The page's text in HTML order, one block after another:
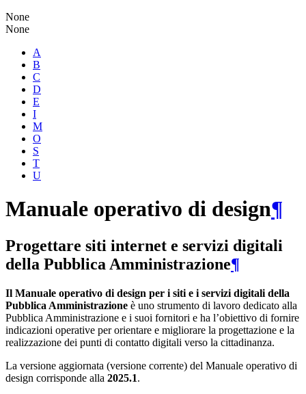
None
None
A
B
C
D
E
I
M
O
S
T
U
Manuale operativo di design¶
Progettare siti internet e servizi digitali
della Pubblica Amministrazione¶
Il Manuale operativo di design per i siti e i servizi digitali della
Pubblica Amministrazione è uno strumento di lavoro dedicato alla
Pubblica Amministrazione e i suoi fornitori e ha l’obiettivo di fornire
indicazioni operative per orientare e migliorare la progettazione e la
realizzazione dei punti di contatto digitali verso la cittadinanza.
La versione aggiornata (versione corrente) del Manuale operativo di
design corrisponde alla 2025.1.